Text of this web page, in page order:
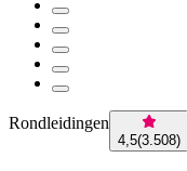
Rondleidingen
4,5(3.508)